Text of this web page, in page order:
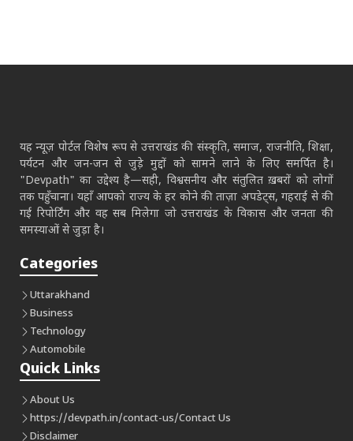
यह न्यूज़ पोर्टल विशेष रूप से उत्तराखंड की संस्कृति, समाज, राजनीति, शिक्षा,
पर्यटन और जन-जन से जुड़े मुद्दों को सामने लाने के लिए समर्पित है।
"Devpath" का उद्देश्य है—सही, विश्वसनीय और संतुलित ख़बरों को लोगों
तक पहुँचाना। यहाँ आपको राज्य के हर कोने की ताज़ा अपडेट्स, गहराई से की
गई रिपोर्टिंग और वह सब मिलेगा जो उत्तराखंड के विकास और जनता की
समस्याओं से जुड़ा है।
Categories
Uttarakhand
Business
Technology
Automobile
Quick Links
About Us
https://devpath.in/contact-us/Contact Us
Disclaimer